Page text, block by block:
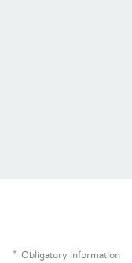
* Obligatory information